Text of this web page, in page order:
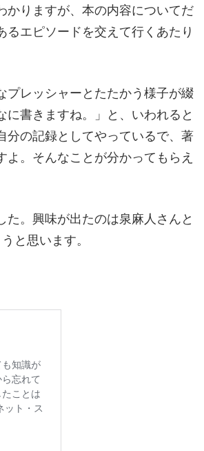
りますが、本の内容についてだ
エピソードを交えて行くあたり
レッシャーとたたかう様子が綴
書きますね。」と、いわれると
分の記録としてやっているで、著
。そんなことが分かってもらえ
。興味が出たのは泉麻人さんと
と思います。